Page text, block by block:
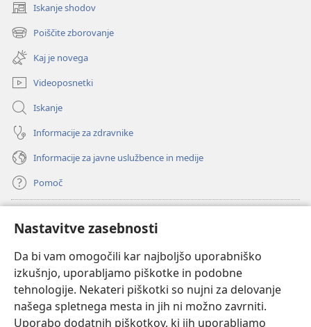
Nastavitve zasebnosti
Da bi vam omogočili kar najboljšo uporabniško
izkušnjo, uporabljamo piškotke in podobne
tehnologije. Nekateri piškotki so nujni za delovanje
našega spletnega mesta in jih ni možno zavrniti.
Uporabo dodatnih piškotkov, ki jih uporabljamo
Iskanje shodov
(odpre
novo
okno)
Poiščite zborovanje
(odpre
novo
okno)
Kaj je novega
Videoposnetki
Iskanje
Informacije za zdravnike
Informacije za javne uslužbence in medije
Pomoč
(odpre
novo
okno) Watchtowerjeva SPLETNA KNJIŽNICA™
(odpre
novo
okno) JW Hub
(odpre
novo
okno)JW Library